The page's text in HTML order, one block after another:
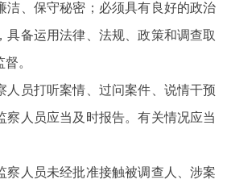
洁、保守秘密；必须具有良好的政治
具备运用法律、法规、政策和调查取
。
员打听案情、过问案件、说情干预
察人员应当及时报告。有关情况应当
察人员未经批准接触被调查人、涉案